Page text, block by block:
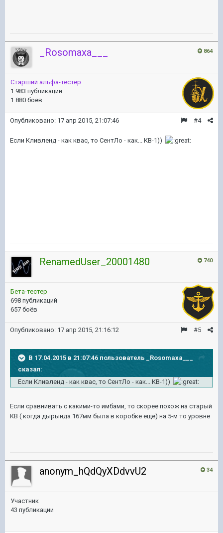
864
_Rosomaxa___
Старший альфа-тестер
1 983 публикации
1 880 боёв
#4
Опубликовано: 17 апр 2015, 21:07:46
Если Кливленд - как квас, то СентЛо - как... КВ-1))
740
RenamedUser_20001480
Бета-тестер
698 публикаций
657 боёв
#5
Опубликовано: 17 апр 2015, 21:16:12
В 17.04.2015 в 21:07:46 пользователь _Rosomaxa___
сказал:
Если Кливленд - как квас, то СентЛо - как... КВ-1))
Если сравнивать с какими-то имбами, то скорее похож на старый
КВ ( когда дырында 167мм была в коробке еще) на 5-м то уровне
34
anonym_hQdQyXDdvvU2
Участник
43 публикации